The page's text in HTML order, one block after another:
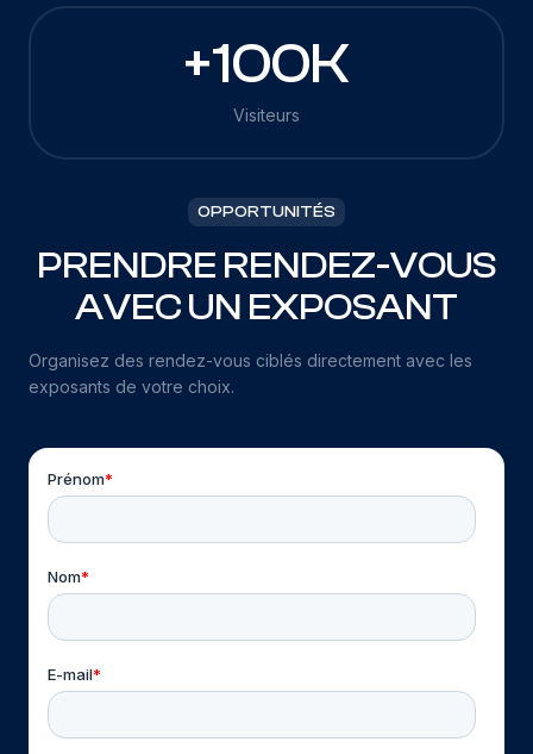
+100K
Visiteurs
OPPORTUNITÉS
PRENDRE RENDEZ-VOUS
AVEC UN EXPOSANT
Organisez des rendez-vous ciblés directement avec les
exposants de votre choix.